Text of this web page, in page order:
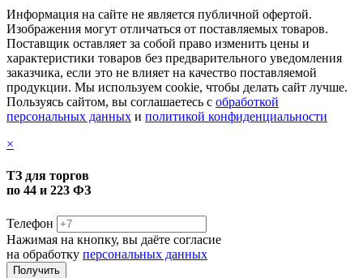
Информация на сайте не является публичной офертой.
Изображения могут отличаться от поставляемых товаров.
Поставщик оставляет за собой право изменить цены и
характеристики товаров без предварительного уведомления
заказчика, если это не влияет на качество поставляемой
продукции. Мы используем cookie, чтобы делать сайт лучше.
Пользуясь сайтом, вы соглашаетесь с обработкой
персональных данных и политикой конфиденциальности
×
ТЗ для торгов
по 44 и 223 ФЗ
Телефон
Нажимая на кнопку, вы даёте согласие
на обработку персональных данных